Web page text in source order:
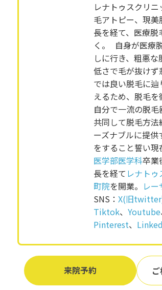
レナトゥスクリ
毛アトピー、現
長を経て、医療
く。 自身が医療
しに行き、粗悪
低さで毛が抜け
では良い脱毛に
えるため、脱毛を
自分で一流の脱
共同して脱毛方
ーズナブルに提
をすること誓い現
医学部医学科卒業
長を経て レナト
町院を開業。 レ
SNS： X(旧
Tiktok、 Youtube
Pinterest、
来院予約